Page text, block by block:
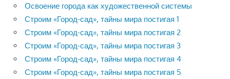
Освоение города как художественной системы
Строим «Город-сад», тайны мира постигая 1
Строим «Город-сад», тайны мира постигая 2
Строим «Город-сад», тайны мира постигая 3
Строим «Город-сад», тайны мира постигая 4
Строим «Город-сад», тайны мира постигая 5